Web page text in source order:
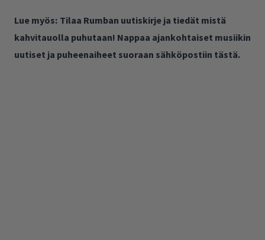
Lue myös: Tilaa Rumban uutiskirje ja tiedät mistä
kahvitauolla puhutaan! Nappaa ajankohtaiset musiikin
uutiset ja puheenaiheet suoraan sähköpostiin tästä.